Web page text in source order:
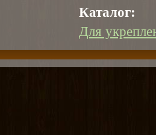
Каталог:
Для